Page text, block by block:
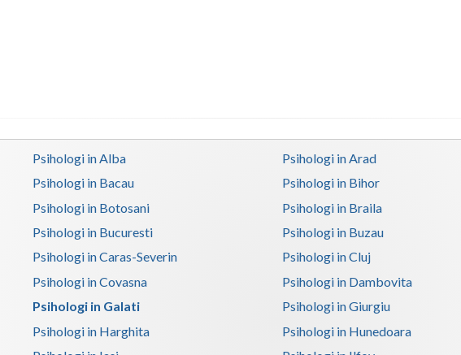
Psihologi in Alba Psihologi in Arad
Psihologi in Bacau
Psihologi in Bihor
Psihologi in Botosani
Psihologi in Braila
Psihologi in Bucuresti
Psihologi in Buzau
Psihologi in Caras-Severin
Psihologi in Cluj
Psihologi in Covasna
Psihologi in Dambovita
Psihologi in Galati
Psihologi in Giurgiu
Psihologi in Harghita
Psihologi in Hunedoara